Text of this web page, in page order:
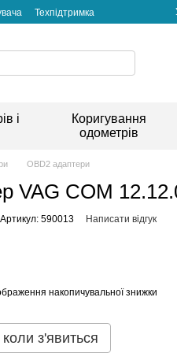
Техпідтримка
і
Коригування
одометрів
OBD2 адаптери
VAG COM
Артикул: 590013 Написати відгук
накопичувальної знижки
з'явиться